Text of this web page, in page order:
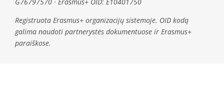
Registruota Erasmus+ organizacijų sistemoje. OID kodą
galima naudoti partnerystės dokumentuose ir Erasmus+
paraiškose.